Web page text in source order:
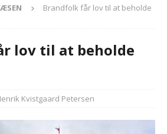
Brandfolk får lov til at beholde
lov til at beholde
Kvistgaard Petersen